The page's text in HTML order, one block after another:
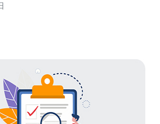
用户的网站和应用能够快速加载并保